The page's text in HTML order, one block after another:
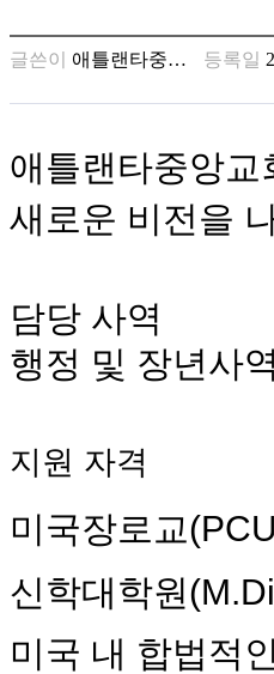
링
크
주
minky
합
장
안
마
러
국
야
즐
성
비
아
글쓴이 애틀랜타중… 등록일
애틀랜타중앙교
새로운 비전을
담당 사역
행정 및 장년사역
지원 자격
미국장로교
신학대학원(M
미국 내 합법적인